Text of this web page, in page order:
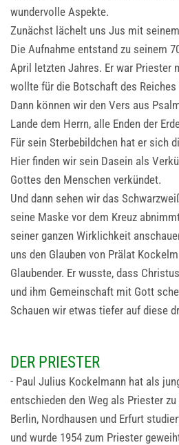
wundervolle Aspekte.
Zunächst lächelt uns Jus mit
Die Aufnahme entstand zu seinem
April letzten Jahres. Er war Priester
wollte für die Botschaft des Reiches
Dann können wir den Vers aus
Lande dem Herrn, alle Enden der
Für sein Sterbebildchen hat er sich
Hier finden wir sein Dasein als
Gottes den Menschen verkündet.
Und dann sehen wir das
seine Maske vor dem Kreuz
seiner ganzen Wirklichkeit
uns den Glauben von Prälat
Glaubender. Er wusste, dass
und ihm Gemeinschaft mit Gott
Schauen wir etwas tiefer auf diese
DER PRIESTER
- Paul Julius Kockelmann hat als
entschieden den Weg als Priester
Berlin, Nordhausen und Erfurt
und wurde 1954 zum Priester